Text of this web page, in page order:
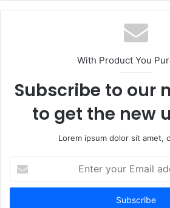
b
s
i
e
With Product You
Subscribe to our
to get the new
Lorem ipsum dolor sit amet,
t